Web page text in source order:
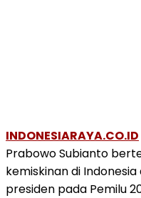
INDONESIARAYA.CO.ID
Prabowo Subianto
kemiskinan di
presiden pada Pemilu